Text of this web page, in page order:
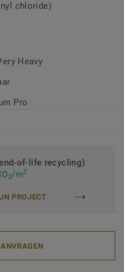
chloride)
Heavy
Pro
of-life recycling)
2/m2
PROJECT